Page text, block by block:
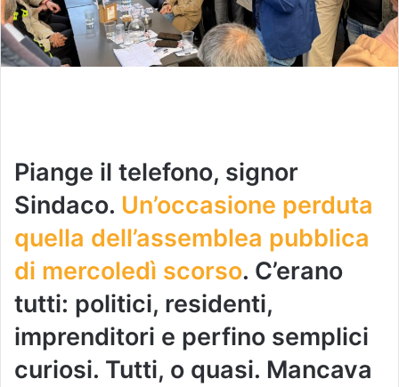
Piange il telefono, signor
Sindaco. Un’occasione perduta
quella dell’assemblea pubblica
di mercoledì scorso. C’erano
tutti: politici, residenti,
imprenditori e perfino semplici
curiosi. Tutti, o quasi. Mancava